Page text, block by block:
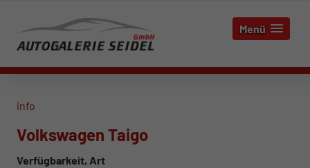
Menü
info
Volkswagen Taigo
Verfügbarkeit, Art